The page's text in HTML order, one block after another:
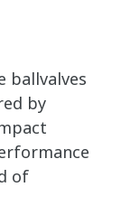
ballvalves
by
of